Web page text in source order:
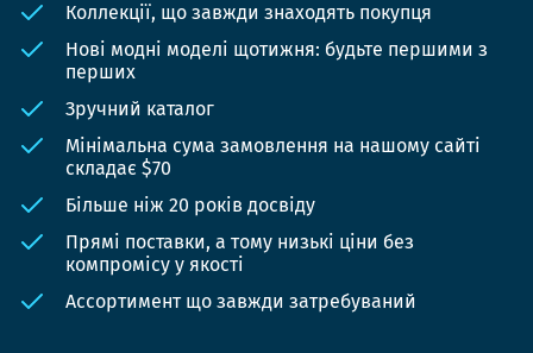
Коллекції, що завжди знаходять покупця
Нові модні моделі щотижня: будьте першими з
перших
Зручний каталог
Мінімальна сума замовлення на нашому сайті
складає $70
Більше ніж 20 років досвіду
Прямі поставки, а тому низькі ціни без
компромісу у якості
Ассортимент що завжди затребуваний